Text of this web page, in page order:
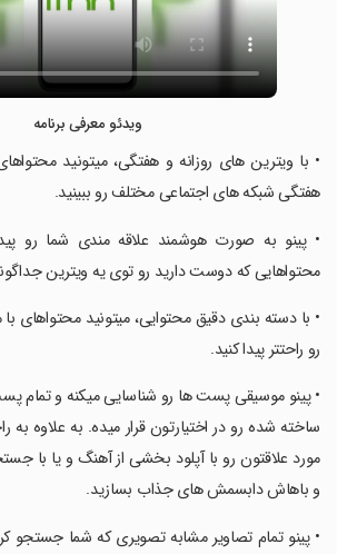
ویدئو معرفی برنامه
‏• با ویترین های روزانه و هفتگی، میتونید
هفتگی شبکه های اجتماعی مختلف رو ببینید.
‏• پینو به صورت هوشمند علاقه مندی شما رو
محتواهایی که دوست دارید رو توی یه ویترین
‏• با دسته بندی دقیق محتوایی، میتونید محتواهای
رو راحتتر پیدا کنید.
‏• پینو موسیقی پست ها رو شناسایی میکنه و تمام
ساخته شده رو در اختیارتون قرار میده. به علاوه به
مورد علاقتون رو با آپلود بخشی از آهنگ و یا با
و باهاش دابسمش های جذاب بسازید.
‏• پینو تمام تصاویر مشابه تصویری که شما جستجو